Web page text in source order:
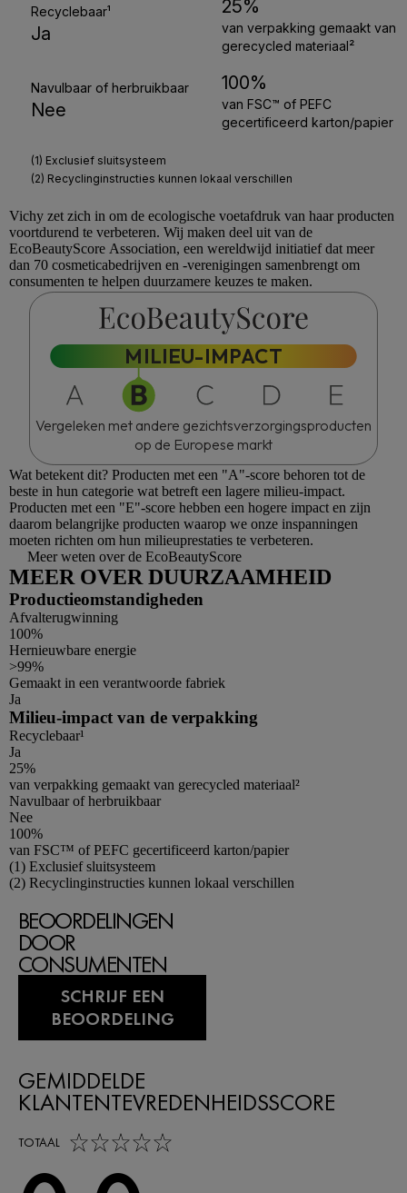
Vichy zet zich in om de ecologische voetafdruk van haar producten
voortdurend te verbeteren. Wij maken deel uit van de
EcoBeautyScore Association, een wereldwijd initiatief dat meer
dan 70 cosmeticabedrijven en -verenigingen samenbrengt om
consumenten te helpen duurzamere keuzes te maken.
MILIEU-IMPACT
Vergeleken met andere gezichtsverzorgingsproducten
op de Europese markt
Wat betekent dit? Producten met een "A"-score behoren tot de
beste in hun categorie wat betreft een lagere milieu-impact.
Producten met een "E"-score hebben een hogere impact en zijn
daarom belangrijke producten waarop we onze inspanningen
moeten richten om hun milieuprestaties te verbeteren.
Meer weten over de EcoBeautyScore
MEER OVER DUURZAAMHEID
Productieomstandigheden
Afvalterugwinning
100%
Hernieuwbare energie
>99%
Gemaakt in een verantwoorde fabriek
Ja
Milieu-impact van de verpakking
Recyclebaar¹
Ja
25%
van verpakking gemaakt van gerecycled materiaal²
Navulbaar of herbruikbaar
Nee
100%
van FSC™ of PEFC gecertificeerd karton/papier
Footnotes
(1) Exclusief sluitsysteem
(2) Recyclinginstructies kunnen lokaal verschillen
BEOORDELINGEN
DOOR
CONSUMENTEN
SCHRIJF EEN
BEOORDELING
GEMIDDELDE
KLANTENTEVREDENHEIDSSCORE
TOTAAL
0,0 out of 5 stars